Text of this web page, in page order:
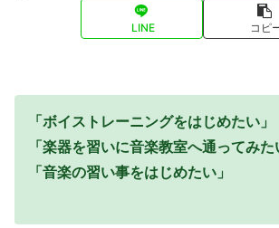
LINE コピ
「ボイストレーニングをはじめたい」
「楽器を習いに音楽教室へ通ってみた
「音楽の習い事をはじめたい」